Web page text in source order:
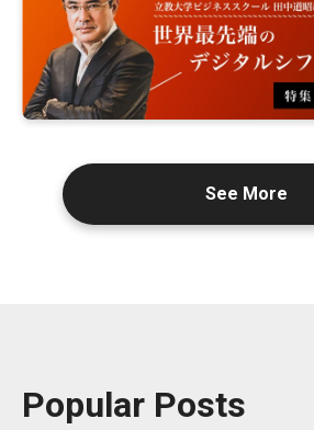
See More
Popular Posts